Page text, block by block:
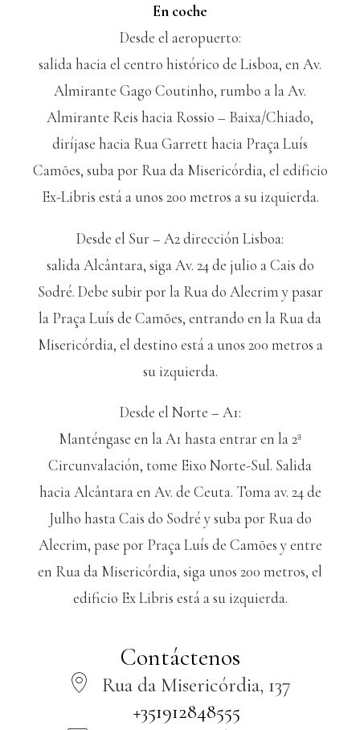
En coche
Desde el aeropuerto:
salida hacia el centro histórico de Lisboa, en Av.
Almirante Gago Coutinho, rumbo a la Av.
Almirante Reis hacia Rossio – Baixa/Chiado,
diríjase hacia Rua Garrett hacia Praça Luís
Camões, suba por Rua da Misericórdia, el edificio
Ex-Libris está a unos 200 metros a su izquierda.
Desde el Sur – A2 dirección Lisboa:
salida Alcântara, siga Av. 24 de julio a Cais do
Sodré. Debe subir por la Rua do Alecrim y pasar
la Praça Luís de Camões, entrando en la Rua da
Misericórdia, el destino está a unos 200 metros a
su izquierda.
Desde el Norte – A1:
Manténgase en la A1 hasta entrar en la 2ª
Circunvalación, tome Eixo Norte-Sul. Salida
hacia Alcântara en Av. de Ceuta. Toma av. 24 de
Julho hasta Cais do Sodré y suba por Rua do
Alecrim, pase por Praça Luís de Camões y entre
en Rua da Misericórdia, siga unos 200 metros, el
edificio Ex Libris está a su izquierda.
Contáctenos
Rua da Misericórdia, 137
+351912848555